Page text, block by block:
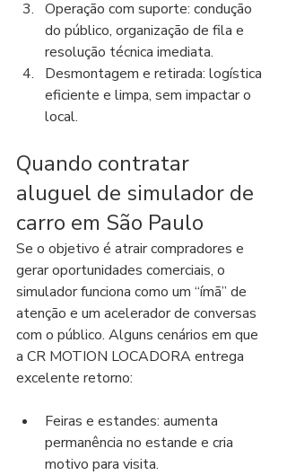
Operação com suporte: condução
do público, organização de fila e
resolução técnica imediata.
Desmontagem e retirada: logística
eficiente e limpa, sem impactar o
local.
Quando contratar
aluguel de simulador de
carro em São Paulo
Se o objetivo é atrair compradores e
gerar oportunidades comerciais, o
simulador funciona como um “ímã” de
atenção e um acelerador de conversas
com o público. Alguns cenários em que
a CR MOTION LOCADORA entrega
excelente retorno:
Feiras e estandes: aumenta
permanência no estande e cria
motivo para visita.